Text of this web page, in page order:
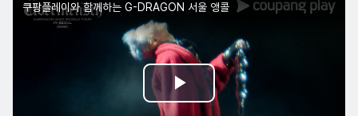
쿠팡플레이와 함께하는 G-DRAGON 서울 앵콜
Play